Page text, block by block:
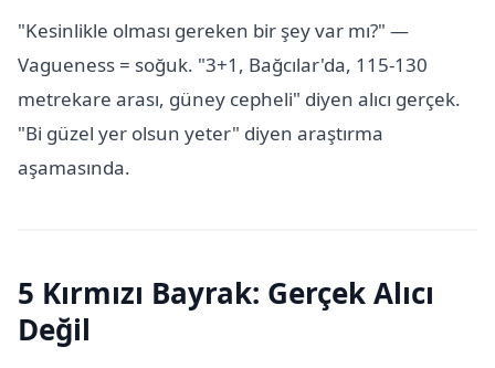
"Kesinlikle olması gereken bir şey var mı?" —
Vagueness = soğuk. "3+1, Bağcılar'da, 115-130
metrekare arası, güney cepheli" diyen alıcı gerçek.
"Bi güzel yer olsun yeter" diyen araştırma
aşamasında.
5 Kırmızı Bayrak: Gerçek Alıcı
Değil